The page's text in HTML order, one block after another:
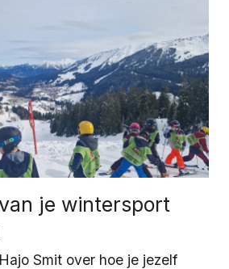
je wintersport
Smit over hoe je jezelf